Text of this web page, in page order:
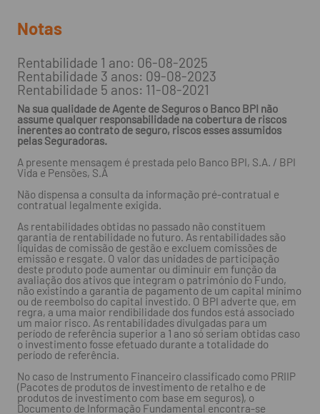
Notas
Rentabilidade 1 ano: 06-08-2025
Rentabilidade 3 anos: 09-08-2023
Rentabilidade 5 anos: 11-08-2021
Na sua qualidade de Agente de Seguros o Banco BPI não
assume qualquer responsabilidade na cobertura de riscos
inerentes ao contrato de seguro, riscos esses assumidos
pelas Seguradoras.
A presente mensagem é prestada pelo Banco BPI, S.A. / BPI
Vida e Pensões, S.A
Não dispensa a consulta da informação pré-contratual e
contratual legalmente exigida.
As rentabilidades obtidas no passado não constituem
garantia de rentabilidade no futuro. As rentabilidades são
líquidas de comissão de gestão e excluem comissões de
emissão e resgate. O valor das unidades de participação
deste produto pode aumentar ou diminuir em função da
avaliação dos ativos que integram o património do Fundo,
não existindo a garantia de pagamento de um capital mínimo
ou de reembolso do capital investido. O BPI adverte que, em
regra, a uma maior rendibilidade dos fundos está associado
um maior risco. As rentabilidades divulgadas para um
período de referência superior a 1 ano só seriam obtidas caso
o investimento fosse efetuado durante a totalidade do
período de referência.
No caso de Instrumento Financeiro classificado como PRIIP
(Pacotes de produtos de investimento de retalho e de
produtos de investimento com base em seguros), o
Documento de Informação Fundamental encontra-se